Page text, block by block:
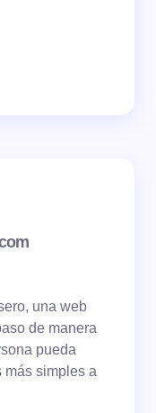
una web
de manera
pueda
más simples a